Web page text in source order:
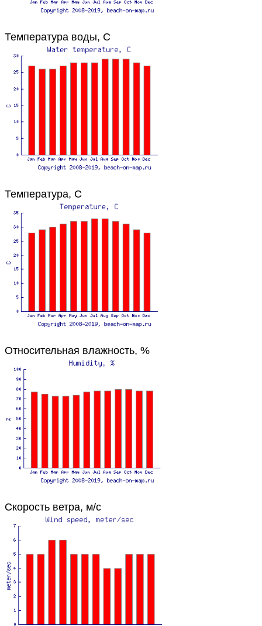
Температура воды, C
Температура, C
Относительная влажность, %
Скорость ветра, м/с